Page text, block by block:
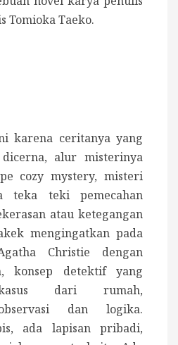
Tomioka Taeko.
karena ceritanya yang
alur misterinya
cozy mystery, misteri
teka teki pemecahan
atau ketegangan
mengingatkan pada
Christie dengan
konsep detektif yang
kasus dari rumah,
dan logika.
ada lapisan pribadi,